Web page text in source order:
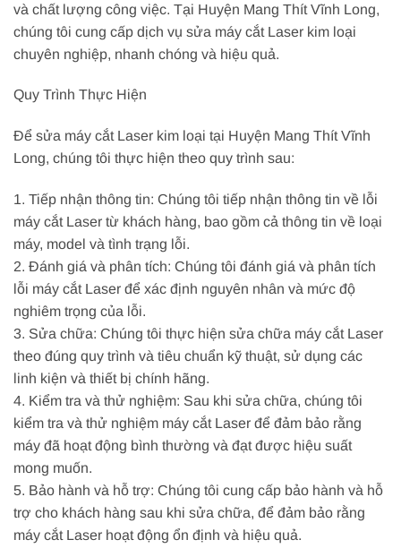
và chất lượng công việc. Tại Huyện Mang Thít Vĩnh Long,
chúng tôi cung cấp dịch vụ sửa máy cắt Laser kim loại
chuyên nghiệp, nhanh chóng và hiệu quả.
Quy Trình Thực Hiện
Để sửa máy cắt Laser kim loại tại Huyện Mang Thít Vĩnh
Long, chúng tôi thực hiện theo quy trình sau:
1. Tiếp nhận thông tin: Chúng tôi tiếp nhận thông tin về lỗi
máy cắt Laser từ khách hàng, bao gồm cả thông tin về loại
máy, model và tình trạng lỗi.
2. Đánh giá và phân tích: Chúng tôi đánh giá và phân tích
lỗi máy cắt Laser để xác định nguyên nhân và mức độ
nghiêm trọng của lỗi.
3. Sửa chữa: Chúng tôi thực hiện sửa chữa máy cắt Laser
theo đúng quy trình và tiêu chuẩn kỹ thuật, sử dụng các
linh kiện và thiết bị chính hãng.
4. Kiểm tra và thử nghiệm: Sau khi sửa chữa, chúng tôi
kiểm tra và thử nghiệm máy cắt Laser để đảm bảo rằng
máy đã hoạt động bình thường và đạt được hiệu suất
mong muốn.
5. Bảo hành và hỗ trợ: Chúng tôi cung cấp bảo hành và hỗ
trợ cho khách hàng sau khi sửa chữa, để đảm bảo rằng
máy cắt Laser hoạt động ổn định và hiệu quả.